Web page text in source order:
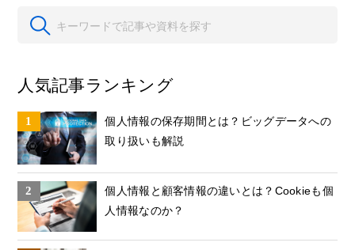
人気記事ランキング
個人情報の保存期間とは？ビッグデータへの
取り扱いも解説
個人情報と顧客情報の違いとは？Cookieも個
人情報なのか？